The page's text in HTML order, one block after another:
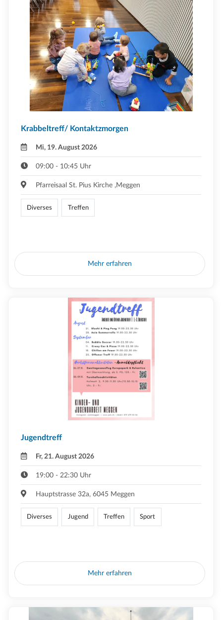
Krabbeltreff/ Kontaktzmorgen
Mi, 19. August 2026
09:00 - 10:45 Uhr
Pfarreisaal St. Pius Kirche ,Meggen
Diverses Treffen
Mehr erfahren
Jugendtreff
Fr, 21. August 2026
19:00 - 22:30 Uhr
Hauptstrasse 32a, 6045 Meggen
Diverses Jugend Treffen Sport
Mehr erfahren